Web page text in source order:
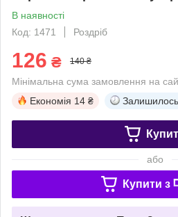
В наявності
Код: 1471
Роздріб
126 ₴ 140 ₴
Мінімальна сума замовлення на
Економія 14 ₴ Залишилось
або
Купити з